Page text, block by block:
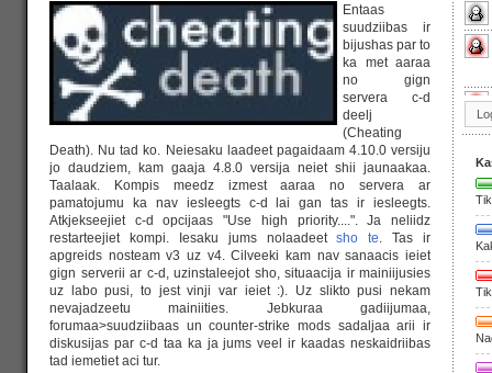
Entaas
suudziibas ir
bijushas par to
ka met aaraa
no gign
servera c-d
deelj
(Cheating
Death). Nu tad ko. Neiesaku laadeet pagaidaam 4.10.0 versiju
jo daudziem, kam gaaja 4.8.0 versija neiet shii jaunaakaa.
Taalaak. Kompis meedz izmest aaraa no servera ar
pamatojumu ka nav iesleegts c-d lai gan tas ir iesleegts.
Atkjekseejiet c-d opcijaas "Use high priority....". Ja neliidz
restarteejiet kompi. Iesaku jums nolaadeetsho te . Tas ir
apgreids nosteam v3 uz v4. Cilveeki kam nav sanaacis ieiet
gign serverii ar c-d, uzinstaleejot sho, situaacija ir mainiijusies
uz labo pusi, to jest vinji var ieiet :). Uz slikto pusi nekam
nevajadzeetu mainiities. Jebkuraa gadiijumaa,
forumaa>suudziibaas un counter-strike mods sadaljaa arii ir
diskusijas par c-d taa ka ja jums veel ir kaadas neskaidriibas
tad iemetiet aci tur.